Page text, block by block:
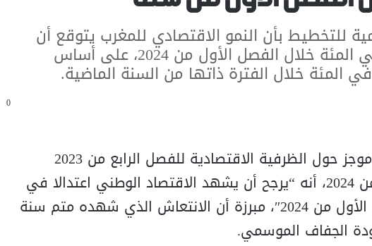
للتخطيط بأن النمو الاقتصادي للمغرب يتوقع أن
يعرف نموا بزائد 2,4 في المئة خلال الفصل الأول من 2024، على أساس
0
وأوضحت المندوبية في موجز حول الظرفية الاقتصادية للفصل الرابع من 2023
وتوقعات الفصل الأول من 2024، أنه “يرجح أن يشهد الاقتصاد الوطني اعتدالا في
وتيرة نموه خلال الفصل الأول من 2024″، مبرزة أن الانتعاش الذي شهده متم سنة